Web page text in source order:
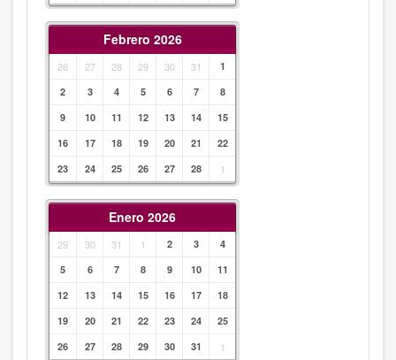
Febrero 2026
26 27 28 29 30 31
1
2
3 4 5 6 7
8
9
10 11 12 13 14
15
16
17 18 19 20 21
22
23
24 25 26 27 28 1
Enero 2026
29 30 31 1 2 3
4
5
6 7 8 9 10
11
12
13 14 15 16 17
18
19
20 21 22 23 24
25
26
27 28 29 30 31 1